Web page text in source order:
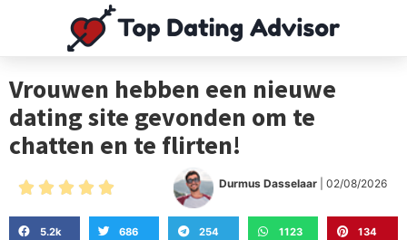
Vrouwen hebben een nieuwe
dating site gevonden om te
chatten en te flirten!
     Durmus Dasselaar | 02/08/2026
5.2k 686 254 1123 134